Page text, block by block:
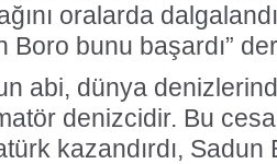
oralarda
Boro bunu başardı”
abi, dünya
denizcidir. Bu
kazandırdı,